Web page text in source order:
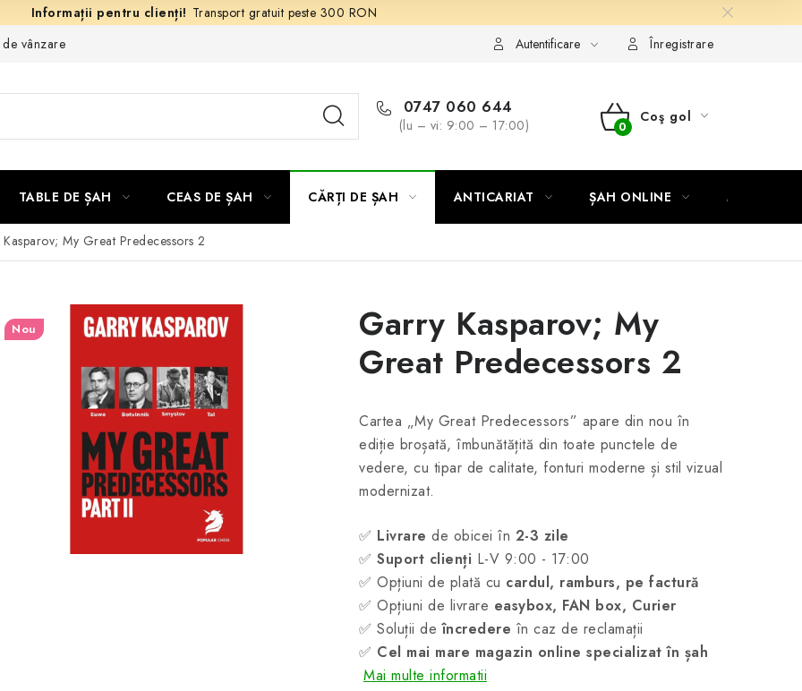
Transport gratuit peste 300 RON
vânzare Autentificare Înregistrare
0747 060 644
(lu – vi: 9:00 – 17:00)
COŞ
CUMPĂRĂTURI
Coş gol
TABLE DE ȘAH CEAS DE ȘAH CĂRȚI DE ȘAH ANTICARIAT ȘAH ONLINE MERCH
My Great Predecessors 2
Garry Kasparov; My
Great Predecessors 2
Cartea „My Great Predecessors” apare din nou în
ediție broșată, îmbunătățită din toate punctele de
vedere, cu tipar de calitate, fonturi moderne și stil vizual
modernizat.
✅ Livrare de obicei în 2-3 zile
✅ Suport clienți L-V 9:00 - 17:00
✅ Opțiuni de plată cu cardul, ramburs, pe factură
✅ Opțiuni de livrare easybox, FAN box, Curier
✅ Soluții deîncredere în caz de reclamații
✅ Cel mai mare magazin online specializat în șah
Mai multe informatii
Nou